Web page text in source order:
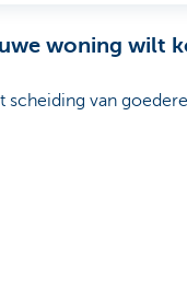
woning wilt
van